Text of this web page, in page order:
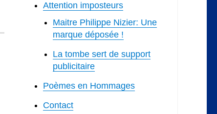
Attention imposteurs
Maitre Philippe Nizier: Une
marque déposée !
La tombe sert de support
publicitaire
Poèmes en Hommages
Contact